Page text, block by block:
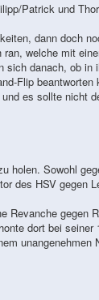
Patrick und
dann doch
welche mit
danach, ob
Flip
es sollte nicht
holen. Sowohl
des HSV gegen
Revanche gegen
dort bei
unangenehmen